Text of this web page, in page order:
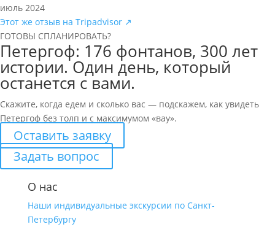
июль 2024
Этот же отзыв на Tripadvisor ↗
ГОТОВЫ СПЛАНИРОВАТЬ?
Петергоф: 176 фонтанов, 300 лет
истории. Один день, который
останется с вами.
Скажите, когда едем и сколько вас — подскажем, как увидеть
Петергоф без толп и с максимумом «вау».
Оставить заявку
Задать вопрос
О нас
Наши индивидуальные экскурсии по Санкт-
Петербургу